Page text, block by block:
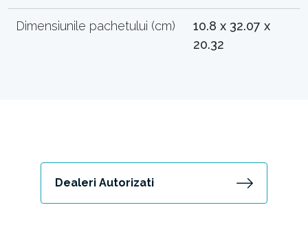
Dimensiunile pachetului (cm)
10.8 x 32.07 x
20.32
Dealeri Autorizati